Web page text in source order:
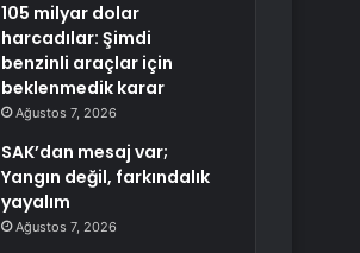
105 milyar dolar
harcadılar: Şimdi
benzinli araçlar için
beklenmedik karar
Ağustos 7, 2026
SAK’dan mesaj var;
Yangın değil, farkındalık
yayalım
Ağustos 7, 2026